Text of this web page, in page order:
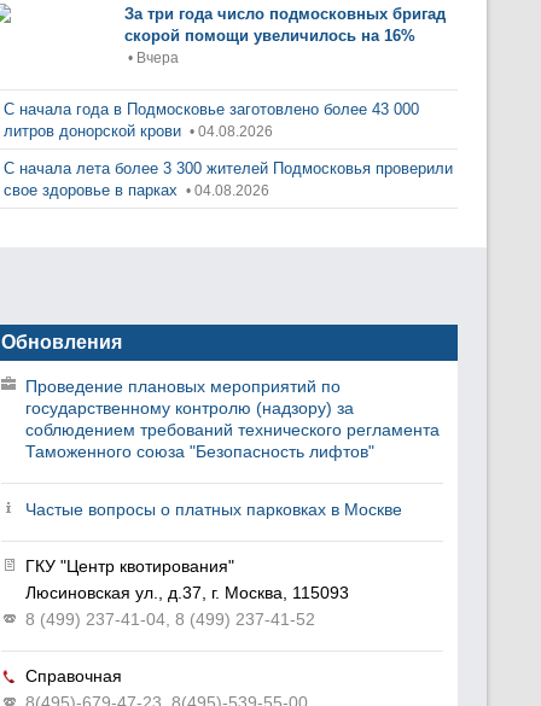
За три года число подмосковных бригад
скорой помощи увеличилось на 16%
• Вчера
С начала года в Подмосковье заготовлено более 43 000
литров донорской крови • 04.08.2026
С начала лета более 3 300 жителей Подмосковья проверили
свое здоровье в парках • 04.08.2026
Обновления
Проведение плановых мероприятий по
государственному контролю (надзору) за
соблюдением требований технического регламента
Таможенного союза "Безопасность лифтов"
Частые вопросы о платных парковках в Москве
ГКУ "Центр квотирования"
Люсиновская ул., д.37, г. Москва, 115093
8 (499) 237-41-04, 8 (499) 237-41-52
Справочная